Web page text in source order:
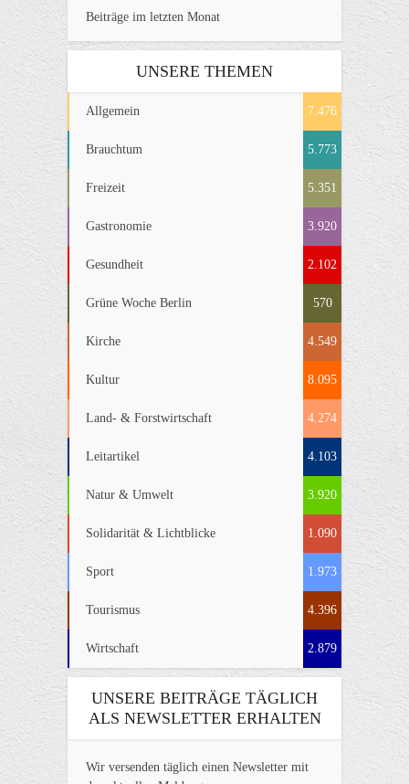
Beiträge im letzten Monat
UNSERE THEMEN
Allgemein 7.476
Brauchtum 5.773
Freizeit 5.351
Gastronomie 3.920
Gesundheit 2.102
Grüne Woche Berlin 570
Kirche 4.549
Kultur 8.095
Land- & Forstwirtschaft 4.274
Leitartikel 4.103
Natur & Umwelt 3.920
Solidarität & Lichtblicke 1.090
Sport 1.973
Tourismus 4.396
Wirtschaft 2.879
UNSERE BEITRÄGE TÄGLICH
ALS NEWSLETTER ERHALTEN
Wir versenden täglich einen Newsletter mit